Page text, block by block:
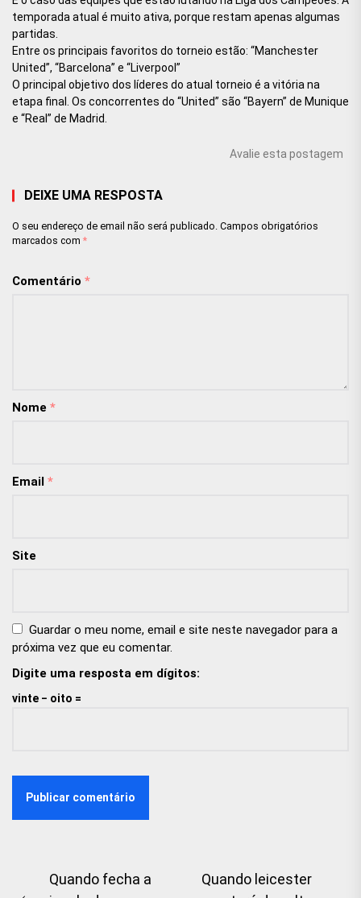
temporada atual é muito ativa, porque restam apenas algumas
partidas.
Entre os principais favoritos do torneio estão: “Manchester
United”, “Barcelona” e “Liverpool”
O principal objetivo dos líderes do atual torneio é a vitória na
etapa final. Os concorrentes do “United” são “Bayern” de Munique
e “Real” de Madrid.
Avalie esta postagem
DEIXE UMA RESPOSTA
O seu endereço de email não será publicado. Campos obrigatórios
marcados com *
Comentário *
Nome *
Email *
Site
Guardar o meu nome, email e site neste navegador para a
próxima vez que eu comentar.
Digite uma resposta em dígitos:
vinte − oito =
Navegação
Quando fecha a
Quando leicester